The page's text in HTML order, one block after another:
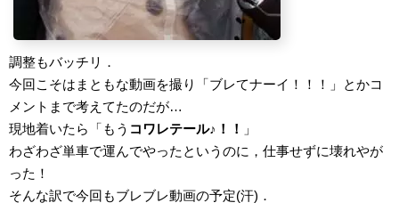
調整もバッチリ．
今回こそはまともな動画を撮り「ブレてナーイ！！！」とかコ
メントまで考えてたのだが…
現地着いたら「もう コワレテール♪！！
」
わざわざ単車で運んでやったというのに，仕事せずに壊れやが
った！
そんな訳で今回もブレブレ動画の予定(汗)．